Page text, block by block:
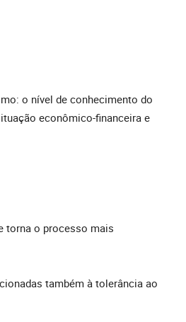
o nível de conhecimento do
econômico-financeira e
torna o processo mais
também à tolerância ao